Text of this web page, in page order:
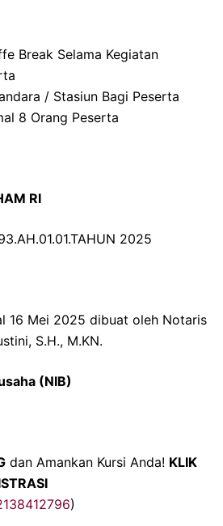
Break Selama Kegiatan
/ Stasiun Bagi Peserta
8 Orang Peserta
RI
2025
16 Mei 2025 dibuat oleh Notaris
S.H., M.KN.
(NIB)
dan Amankan Kursi Anda! KLIK
)